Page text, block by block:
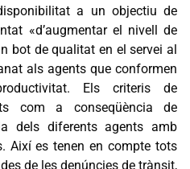
a un objectiu de
«d’augmentar el nivell de
bot de qualitat en el servei al
als agents que conformen
Els criteris de
com a conseqüència de
dels diferents agents amb
Així es tenen en compte tots
de les denúncies de trànsit,